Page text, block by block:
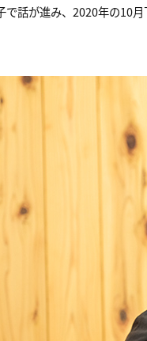
で話が進み、2020年の10